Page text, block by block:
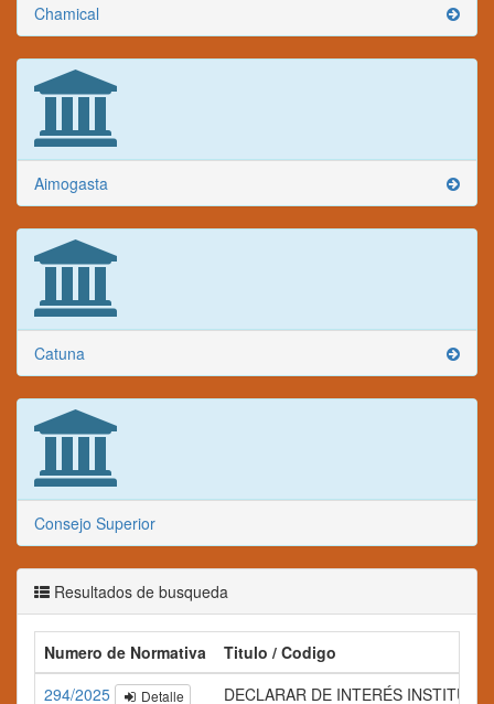
Chamical
Aimogasta
Catuna
Consejo Superior
Resultados de busqueda
Numero de Normativa
Titulo / Codigo
294/2025
Detalle DECLARAR DE INTERÉS